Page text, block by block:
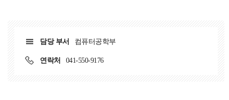
담당 부서 컴퓨터공학부
연락처 041-550-9176